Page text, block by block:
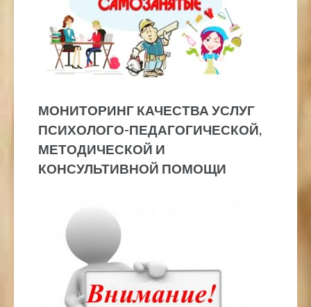
МОНИТОРИНГ КАЧЕСТВА УСЛУГ
ПСИХОЛОГО-ПЕДАГОГИЧЕСКОЙ,
МЕТОДИЧЕСКОЙ И
КОНСУЛЬТИВНОЙ ПОМОЩИ